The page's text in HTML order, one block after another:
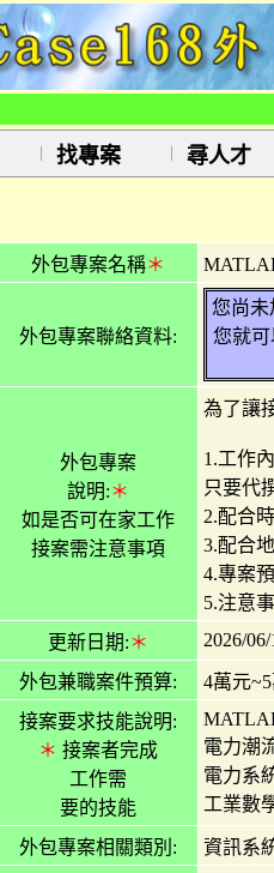
找專案 尋人才
外包專案名稱＊
外包專案聯絡資料:
您尚未
您就
外包專案
說明:＊
如是否可在家工作
接案需注意事項
為了讓
1.工作
只要代
2.配合
3.配合
4.專案
5.注意
更新日期:＊ 2026/06/
外包兼職案件預算:
4萬元
接案要求技能說明:
＊ 接案者完成
工作需
要的技能
電力潮
電力系
工業數
外包專案相關類別:
資訊系